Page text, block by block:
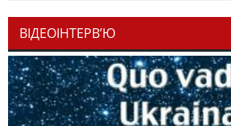
ВІДЕОІНТЕРВ’Ю